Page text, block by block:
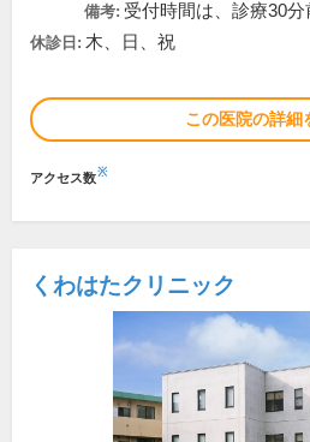
備考: 受付時間は、診療30分
休診日: 木、日、祝
この医院の詳細
アクセス数※
くわはたクリニック